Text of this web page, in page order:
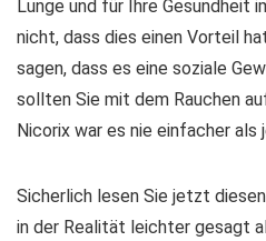
Lunge und für Ihre Gesundheit
nicht, dass dies einen Vorteil
sagen, dass es eine soziale
sollten Sie mit dem Rauchen
Nicorix war es nie einfacher als
Sicherlich lesen Sie jetzt
in der Realität leichter gesagt